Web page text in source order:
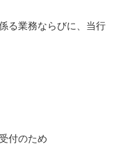
る業務ならびに、当行
付のため